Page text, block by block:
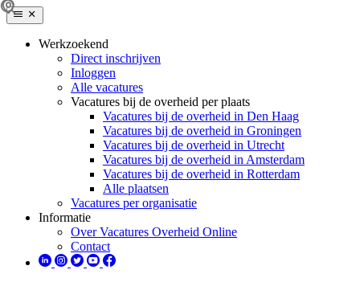
Werkzoekend
Direct inschrijven
Inloggen
Alle vacatures
Vacatures bij de overheid per plaats
Vacatures bij de overheid in Den Haag
Vacatures bij de overheid in Groningen
Vacatures bij de overheid in Utrecht
Vacatures bij de overheid in Amsterdam
Vacatures bij de overheid in Rotterdam
Alle plaatsen
Vacatures per organisatie
Informatie
Over Vacatures Overheid Online
Contact